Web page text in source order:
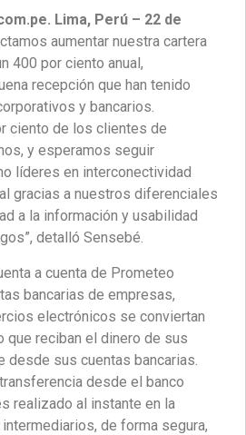
Lima, Perú – 22 de
aumentar nuestra cartera
400 por ciento anual,
recepción que han tenido
y bancarios.
ciento de los clientes de
y esperamos seguir
líderes en interconectividad
gracias a nuestros diferenciales
a la información y usabilidad
detalló Sensebé.
a cuenta de Prometeo
bancarias de empresas,
electrónicos se conviertan
que reciban el dinero de sus
sus cuentas bancarias.
desde el banco
realizado al instante en la
de forma segura,